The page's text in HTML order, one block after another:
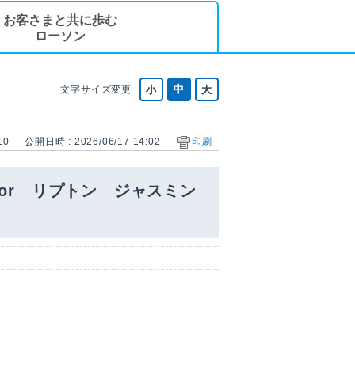
お客さまと共に歩む
ローソン
文字サイズ変更
公開日時 : 2026/06/17 14:02 印刷
リプトン ジャスミン